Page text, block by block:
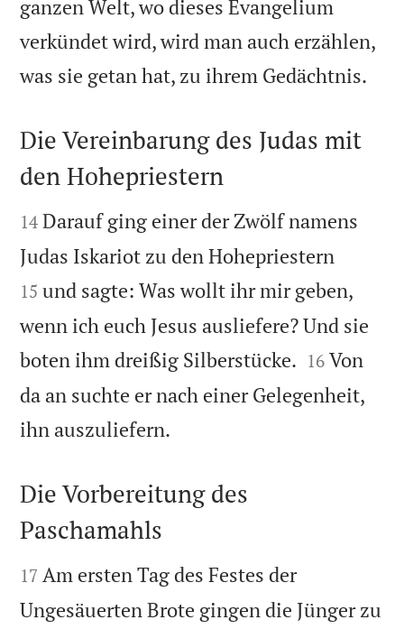
ganzen Welt, wo dieses Evangelium
verkündet wird, wird man auch erzählen,
was sie getan hat, zu ihrem Gedächtnis.

Die Vereinbarung des Judas mit
den Hohepriestern

14 Darauf ging einer der Zwölf namens
Judas Iskariot zu den Hohepriestern
15 und sagte: Was wollt ihr mir geben,
wenn ich euch Jesus ausliefere? Und sie
boten ihm dreißig Silberstücke. 

16 Von
da an suchte er nach einer Gelegenheit,
ihn auszuliefern.

Die Vorbereitung des
Paschamahls

17 Am ersten Tag des Festes der
Ungesäuerten Brote gingen die Jünger zu